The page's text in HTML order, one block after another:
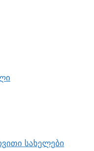
სახელები